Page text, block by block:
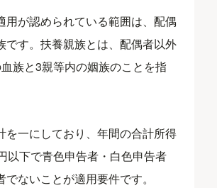
用が認められている範囲は、配偶
です。扶養親族とは、配偶者以外
族と3親等内の姻族のことを指
を一にしており、年間の合計所得
以下で青色申告者・白色申告者
ないことが適用要件です。